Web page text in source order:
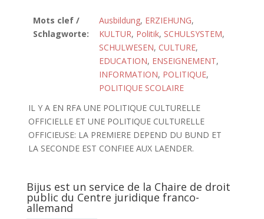
Mots clef /
Schlagworte:
Ausbildung, ERZIEHUNG,
KULTUR, Politik, SCHULSYSTEM,
SCHULWESEN, CULTURE,
EDUCATION, ENSEIGNEMENT,
INFORMATION, POLITIQUE,
POLITIQUE SCOLAIRE
IL Y A EN RFA UNE POLITIQUE CULTURELLE
OFFICIELLE ET UNE POLITIQUE CULTURELLE
OFFICIEUSE: LA PREMIERE DEPEND DU BUND ET
LA SECONDE EST CONFIEE AUX LAENDER.
Bijus est un service de la Chaire de droit
public du Centre juridique franco-
allemand